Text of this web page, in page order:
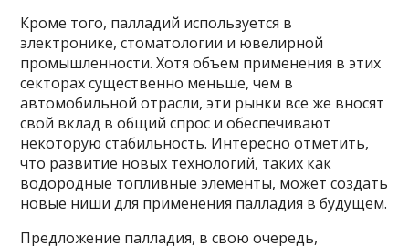
Кроме того, палладий используется в
электронике, стоматологии и ювелирной
промышленности. Хотя объем применения в этих
секторах существенно меньше, чем в
автомобильной отрасли, эти рынки все же вносят
свой вклад в общий спрос и обеспечивают
некоторую стабильность. Интересно отметить,
что развитие новых технологий, таких как
водородные топливные элементы, может создать
новые ниши для применения палладия в будущем.
Предложение палладия, в свою очередь,